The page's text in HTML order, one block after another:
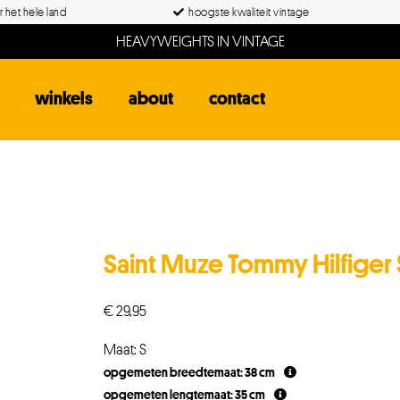
het hele land hoogste kwaliteit vintage
HEAVYWEIGHTS IN VINTAGE
winkels about contact
Saint Muze Tommy
€29,95
Maat: S
opgemeten breedtemaat: 38 cm
opgemeten lengtemaat: 35 cm